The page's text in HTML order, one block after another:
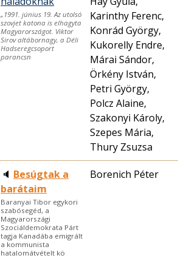
„1991. június 19. Az utolsó
szovjet katona is elhagyta
Magyarországot. Viktor
Sirov altábornagy, a Déli
Hadseregcsoport
parancsn
Karinthy Ferenc,
Konrád György,
Kukorelly Endre,
Márai Sándor,
Örkény István,
Petri György,
Polcz Alaine,
Szakonyi Károly,
Szepes Mária,
Thury Zsuzsa
🔈 Besúgtak a
barátaim
Baranyai Tibor egykori
szabósegéd, a
Magyarországi
Szociáldemokrata Párt
tagja Kanadába emigrált
a kommunista
hatalomátvételt kö
Borenich Péter